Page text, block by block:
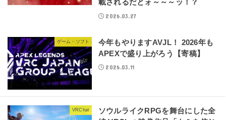
載されるだとォ～～～ッ！？
2026.03.27
ゲーム・ソフト
今年もやりますAVJL！ 2026年も
APEXで盛り上がろう【寄稿】
2026.03.11
VRChat
ソウルライクRPGを舞台にした全